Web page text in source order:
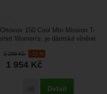
2 299Kč -15 %
1 954 Kč
Porovnat
Detail
Ortovox 150 Cool Mtn Mission T-
shirt Women's: je dámské vlněné
chladivých...